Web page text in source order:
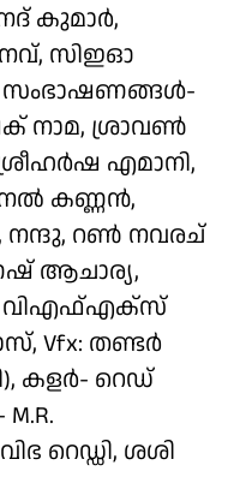
കുമാർ,
സിഇഓ
ശ്രാവൺ
എമാനി,
കണ്ണൻ,
നന്ദു, റൺ നവരച്
ആചാര്യ,
വിഎഫ്എക്സ്
Vfx: തണ്ടർ
കളർ- റെഡ്
റെഡ്ഡി, ശശി